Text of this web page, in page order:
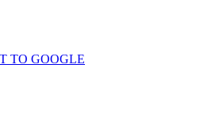
TO GOOGLE